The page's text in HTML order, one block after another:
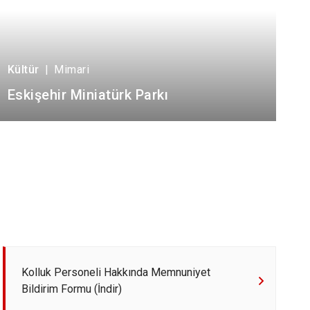
Kültür | Mimari
Eskişehir Miniatürk Parkı
Kolluk Personeli Hakkında Memnuniyet
Bildirim Formu (İndir)